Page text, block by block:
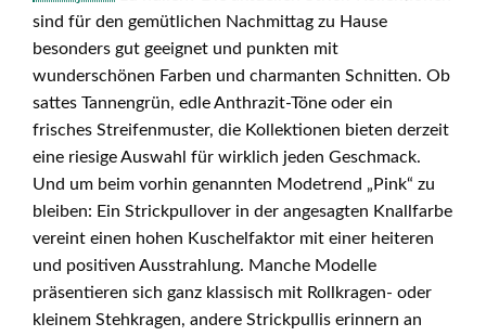
sind für den gemütlichen Nachmittag zu Hause
besonders gut geeignet und punkten mit
wunderschönen Farben und charmanten Schnitten. Ob
sattes Tannengrün, edle Anthrazit-Töne oder ein
frisches Streifenmuster, die Kollektionen bieten derzeit
eine riesige Auswahl für wirklich jeden Geschmack.
Und um beim vorhin genannten Modetrend „Pink“ zu
bleiben: Ein Strickpullover in der angesagten Knallfarbe
vereint einen hohen Kuschelfaktor mit einer heiteren
und positiven Ausstrahlung. Manche Modelle
präsentieren sich ganz klassisch mit Rollkragen- oder
kleinem Stehkragen, andere Strickpullis erinnern an